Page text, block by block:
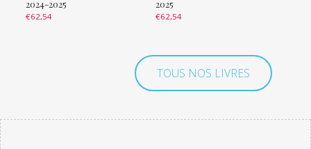
2024-2025
€62,54
2025
€62,54
TOUS NOS LIVRES